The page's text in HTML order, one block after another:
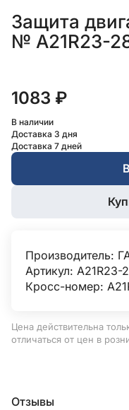
Защита
№ А21R23-
1083 ₽
В наличии
Доставка 3 дня
Доставка 7 дней
Производитель:
Артикул: A21R23-
Кросс-номер:
Цена действительна
отличаться от цен в
Отзывы